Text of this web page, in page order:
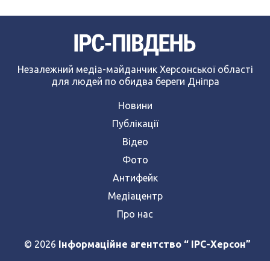
Незалежний медіа-майданчик Херсонської області
для людей по обидва береги Дніпра
Новини
Публікації
Відео
Фото
Антифейк
Медіацентр
Про нас
© 2026 Інформаційне агентство “ IPC-Херсон”